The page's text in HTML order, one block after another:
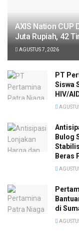
AXIS Nation CUP
Juta Rupiah, 42
AGUSTUS 7, 2026
PT
Siswa
HIV/
Bulog
Beras
di